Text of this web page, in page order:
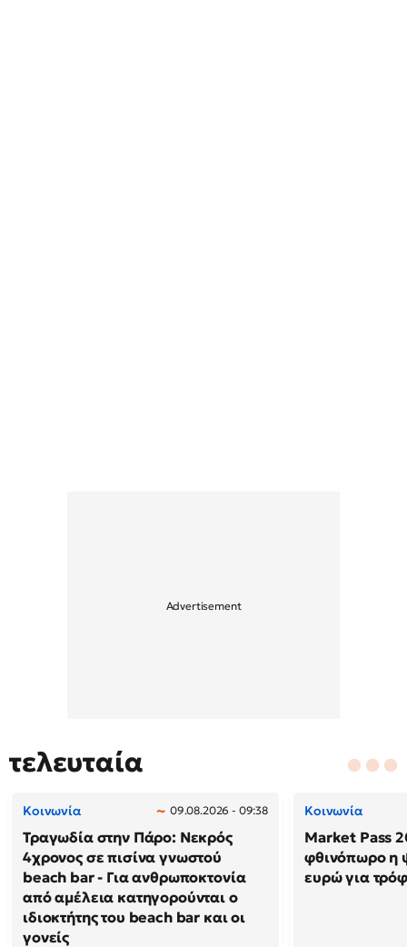
τελευταία
Κοινωνία 09.08.2026 - 09:38
Τραγωδία στην Πάρο: Νεκρός
4χρονος σε πισίνα γνωστού
beach bar - Για ανθρωποκτονία
από αμέλεια κατηγορούνται ο
ιδιοκτήτης του beach bar και οι
γονείς
Κοινωνία
Market Pass
φθινόπωρο η
ευρώ για